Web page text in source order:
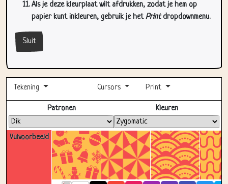
Als je deze kleurplaat wilt afdrukken, zodat je hem op
papier kunt inkleuren, gebruik je hetPrintdropdownmenu.
Sluit
Tekening Cursors Print
Volledig scherm
Vulvoorbeeld
Patronen Kleuren